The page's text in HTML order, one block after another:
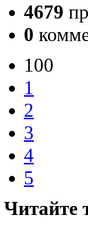
4679
0
100
1
2
3
4
5
Читайте